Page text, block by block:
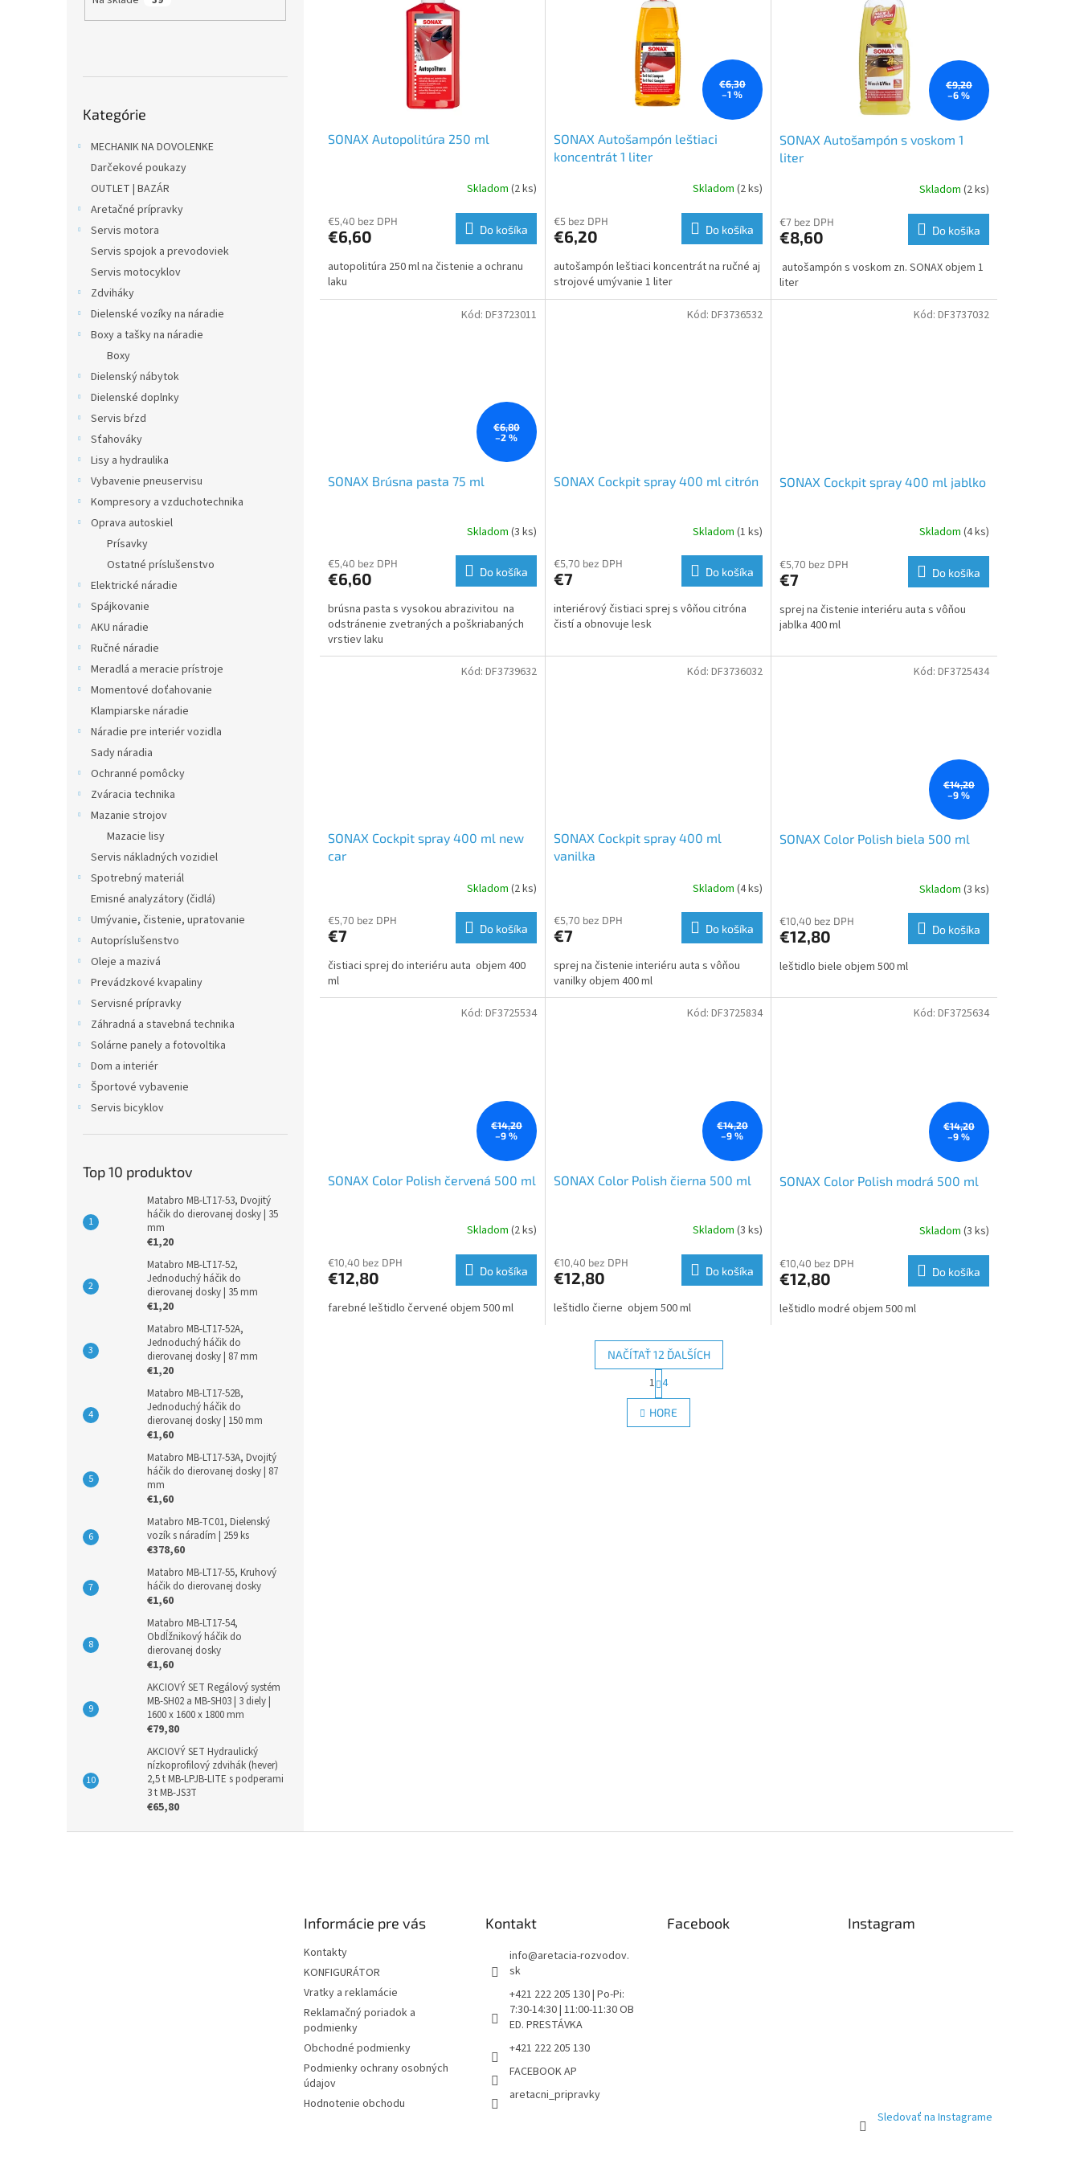
kategórie
Kategórie
MECHANIK NA DOVOLENKE
Darčekové poukazy
OUTLET | BAZÁR
Aretačné prípravky
Servis motora
Servis spojok a prevodoviek
Servis motocyklov
Zdviháky
Dielenské vozíky na náradie
Boxy a tašky na náradie
Boxy
Dielenský nábytok
Dielenské doplnky
Servis bŕzd
Sťahováky
Lisy a hydraulika
Vybavenie pneuservisu
Kompresory a vzduchotechnika
Oprava autoskiel
Prísavky
Ostatné príslušenstvo
Elektrické náradie
Spájkovanie
AKU náradie
Ručné náradie
Meradlá a meracie prístroje
Momentové doťahovanie
Klampiarske náradie
Náradie pre interiér vozidla
Sady náradia
Ochranné pomôcky
Zváracia technika
Mazanie strojov
Mazacie lisy
Servis nákladných vozidiel
Spotrebný materiál
Emisné analyzátory (čidlá)
Umývanie, čistenie, upratovanie
Autopríslušenstvo
Oleje a mazivá
Prevádzkové kvapaliny
Servisné prípravky
Záhradná a stavebná technika
Solárne panely a fotovoltika
Dom a interiér
Športové vybavenie
Servis bicyklov
Top 10 produktov
Matabro MB-LT17-53, Dvojitý
háčik do dierovanej dosky | 35
mm
€1,20
Matabro MB-LT17-52,
Jednoduchý háčik do
dierovanej dosky | 35 mm
€1,20
Matabro MB-LT17-52A,
Jednoduchý háčik do
dierovanej dosky | 87 mm
€1,20
Matabro MB-LT17-52B,
Jednoduchý háčik do
dierovanej dosky | 150 mm
€1,60
Matabro MB-LT17-53A, Dvojitý
háčik do dierovanej dosky | 87
mm
€1,60
Matabro MB-TC01, Dielenský
vozík s náradím | 259 ks
€378,60
Matabro MB-LT17-55, Kruhový
háčik do dierovanej dosky
€1,60
Matabro MB-LT17-54,
Obdĺžnikový háčik do
dierovanej dosky
€1,60
AKCIOVÝ SET Regálový systém
MB-SH02 a MB-SH03 | 3 diely |
1600 x 1600 x 1800 mm
€79,80
AKCIOVÝ SET Hydraulický
nízkoprofilový zdvihák (hever)
2,5 t MB-LPJB-LITE s podperami
3 t MB-JS3T
€65,80
SONAX Autopolitúra 250 ml
Skladom (2 ks)
€5,40 bez DPH
€6,60 Do košíka
autopolitúra 250 ml na čistenie a ochranu
laku
€6,30
–1 %
SONAX Autošampón leštiaci
koncentrát 1 liter
Skladom (2 ks)
€5 bez DPH
€6,20 Do košíka
autošampón leštiaci koncentrát na ručné aj
strojové umývanie 1 liter
€9,20
–6 %
SONAX Autošampón s voskom 1
liter
Skladom (2 ks)
€7 bez DPH
€8,60 Do košíka
autošampón s voskom zn. SONAX objem 1
liter
€6,80
–2 %
SONAX Brúsna pasta 75 ml
Skladom (3 ks)
€5,40 bez DPH
€6,60 Do košíka
brúsna pasta s vysokou abrazivitou na
odstránenie zvetraných a poškriabaných
vrstiev laku
Kód: DF3723011
SONAX Cockpit spray 400 ml citrón
Skladom (1 ks)
€5,70 bez DPH
€7 Do košíka
interiérový čistiaci sprej s vôňou citróna
čistí a obnovuje lesk
Kód: DF3736532
SONAX Cockpit spray 400 ml jablko
Skladom (4 ks)
€5,70 bez DPH
€7 Do košíka
sprej na čistenie interiéru auta s vôňou
jablka 400 ml
Kód: DF3737032
SONAX Cockpit spray 400 ml new
car
Skladom (2 ks)
€5,70 bez DPH
€7 Do košíka
čistiaci sprej do interiéru auta objem 400
ml
Kód: DF3739632
SONAX Cockpit spray 400 ml
vanilka
Skladom (4 ks)
€5,70 bez DPH
€7 Do košíka
sprej na čistenie interiéru auta s vôňou
vanilky objem 400 ml
Kód: DF3736032
€14,20
–9 %
SONAX Color Polish biela 500 ml
Skladom (3 ks)
€10,40 bez DPH
€12,80 Do košíka
leštidlo biele objem 500 ml
Kód: DF3725434
€14,20
–9 %
SONAX Color Polish červená 500 ml
Skladom (2 ks)
€10,40 bez DPH
€12,80 Do košíka
farebné leštidlo červené objem 500 ml
Kód: DF3725534
€14,20
–9 %
SONAX Color Polish čierna 500 ml
Skladom (3 ks)
€10,40 bez DPH
€12,80 Do košíka
leštidlo čierne objem 500 ml
Kód: DF3725834
€14,20
–9 %
SONAX Color Polish modrá 500 ml
Skladom (3 ks)
€10,40 bez DPH
€12,80 Do košíka
leštidlo modré objem 500 ml
Kód: DF3725634
O
v
l
NAČÍTAŤ 12 ĎALŠÍCH
S
t
r
á
n
1 4
HORE
Informácie pre vás
Kontakty
KONFIGURÁTOR
Vratky a reklamácie
Reklamačný poriadok a
podmienky
Obchodné podmienky
Podmienky ochrany osobných
údajov
Hodnotenie obchodu
Kontakt
info@aretacia-rozvodov.
sk
+421 222 205 130 | Po-Pi:
7:30-14:30 | 11:00-11:30 OB
ED. PRESTÁVKA
+421 222 205 130
FACEBOOK AP
aretacni_pripravky
Facebook Instagram
Sledovať na Instagrame